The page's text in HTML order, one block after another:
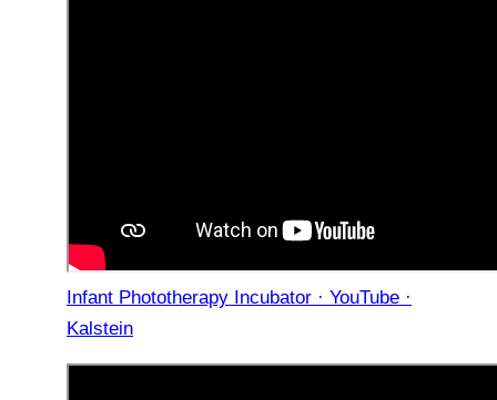
Infant Phototherapy Incubator · YouTube ·
Kalstein